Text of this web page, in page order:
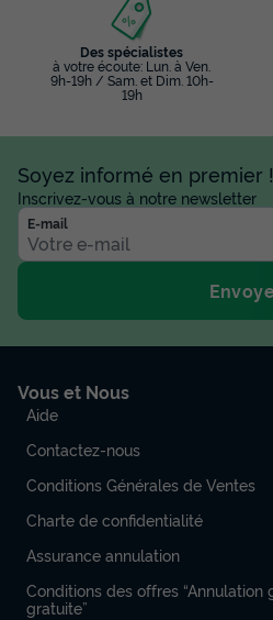
Des spécialistes
à votre écoute: Lun. à Ven.
9h-19h / Sam. et Dim. 10h-
19h
Soyez informé en premier !
Inscrivez-vous à notre newsletter
E-mail
Vous et Nous
Aide
Contactez-nous
Conditions Générales de Ventes
Charte de confidentialité
Assurance annulation
Conditions des offres “Annulation
gratuite”